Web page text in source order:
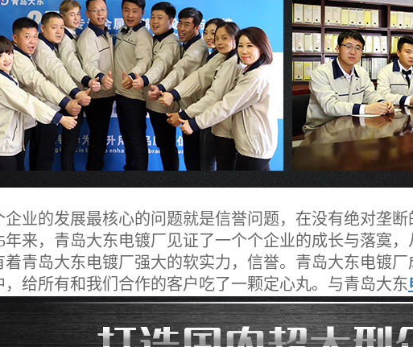
的发展最核心的问题就是信誉问题，在没有绝对垄断
年来，青岛大东电镀厂见证了一个个企业的成长与落寞
青岛大东电镀厂强大的软实力，信誉。青岛大东电镀
给所有和我们合作的客户吃了一颗定心丸。与青岛大东